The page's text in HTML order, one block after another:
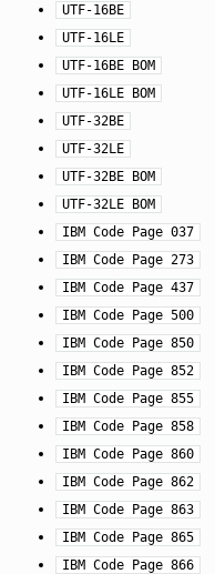
UTF-16BE
UTF-16LE
UTF-16BE BOM
UTF-16LE BOM
UTF-32BE
UTF-32LE
UTF-32BE BOM
UTF-32LE BOM
IBM Code Page 037
IBM Code Page 273
IBM Code Page 437
IBM Code Page 500
IBM Code Page 850
IBM Code Page 852
IBM Code Page 855
IBM Code Page 858
IBM Code Page 860
IBM Code Page 862
IBM Code Page 863
IBM Code Page 865
IBM Code Page 866